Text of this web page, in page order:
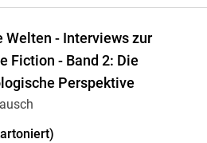
Welten - Interviews zur
Fiction - Band 2: Die
Perspektive